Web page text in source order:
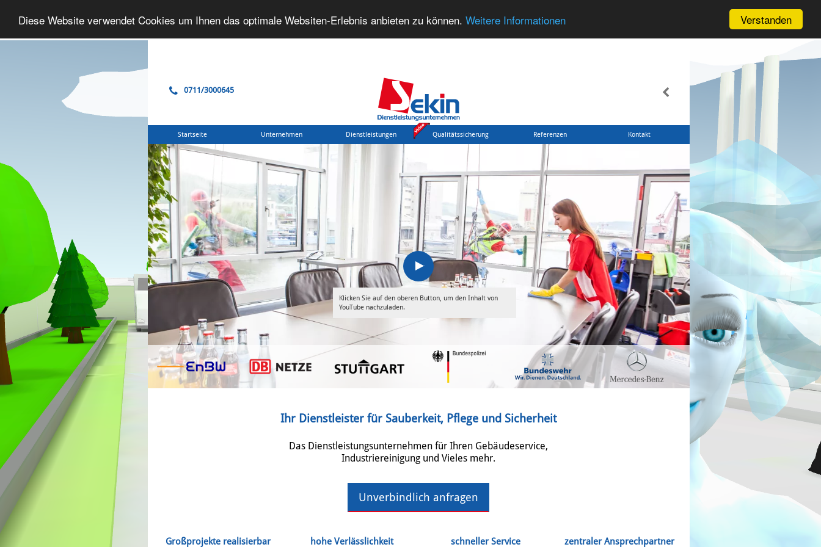
Verstanden
Diese Website verwendet Cookies um Ihnen das optimale Websiten-Erlebnis anbieten zu können. Weitere Informationen
0711/3000645
Startseite Unternehmen Dienstleistungen Qualitätssicherung Referenzen Kontakt
Klicken Sie auf den oberen Button, um den Inhalt von
YouTube nachzuladen.
Ihr Dienstleister für Sauberkeit, Pflege und Sicherheit
Das Dienstleistungsunternehmen für Ihren Gebäudeservice,
Industriereinigung und Vieles mehr.
Unverbindlich anfragen
Großprojekte realisierbar hohe Verlässlichkeit schneller Service zentraler Ansprechpartner